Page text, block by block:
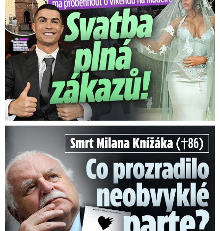
Smrt Milana Knížáka (†86): Co prozradilo neobvyklé parte?